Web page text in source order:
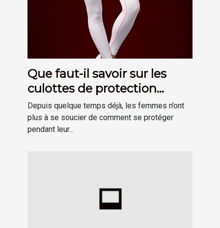
Que faut-il savoir sur les
culottes de protection
hygiénique menstruelle ?
Depuis quelque temps déjà, les femmes n’ont
plus à se soucier de comment se protéger
pendant leur...